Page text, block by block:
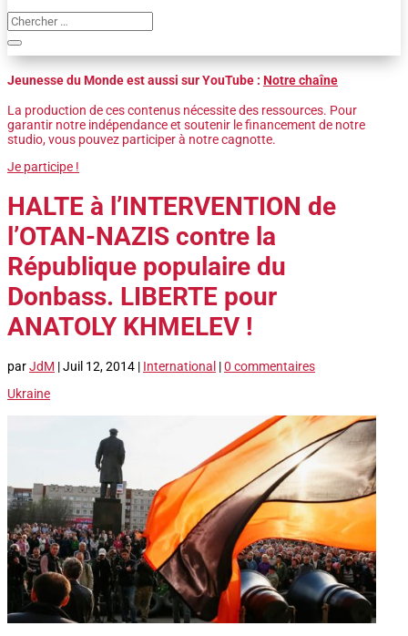
Jeunesse du Monde est aussi sur YouTube : Notre chaîne
La production de ces contenus nécessite des ressources. Pour
garantir notre indépendance et soutenir le financement de notre
studio, vous pouvez participer à notre cagnotte.
Je participe !
HALTE à l’INTERVENTION de
l’OTAN-NAZIS contre la
République populaire du
Donbass. LIBERTE pour
ANATOLY KHMELEV !
parJdM |Juil 12, 2014 | International |0 commentaires
Ukraine